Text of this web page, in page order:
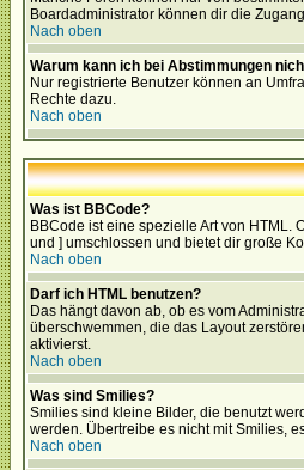
Boardadministrator können dir die
Nach oben
Warum kann ich bei Abstimmungen
Nur registrierte Benutzer können an
Rechte dazu.
Nach oben
Was ist BBCode?
BBCode ist eine spezielle Art von HTML.
und ] umschlossen und bietet dir große
Nach oben
Darf ich HTML benutzen?
Das hängt davon ab, ob es vom
überschwemmen, die das Layout
aktivierst.
Nach oben
Was sind Smilies?
Smilies sind kleine Bilder, die benutzt
werden. Übertreibe es nicht mit Smilies,
Nach oben